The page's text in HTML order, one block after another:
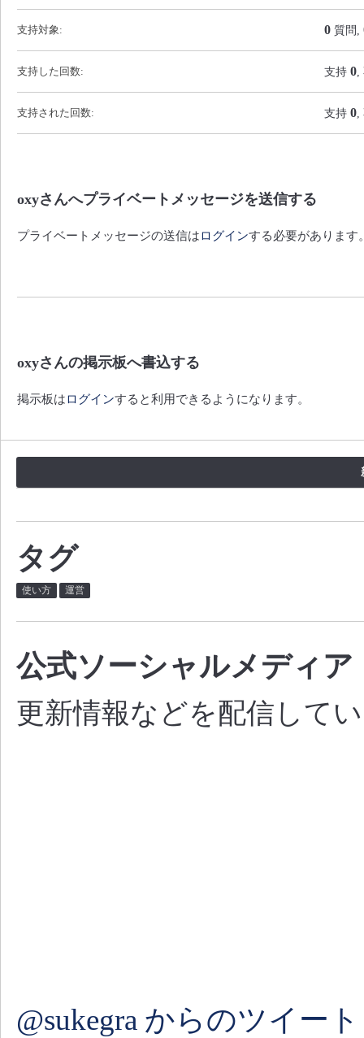
支持対象: 0 質問,
支持した回数: 支持 0
支持された回数: 支持 0
oxyさんへプライベートメッセージを送信する
プライベートメッセージの送信はログインする必要があります
oxyさんの掲示板へ書込する
掲示板はログインすると利用できるようになります。
タグ
使い方 運営
公式ソーシャルメディア
更新情報などを配信して
@sukegra からのツイート